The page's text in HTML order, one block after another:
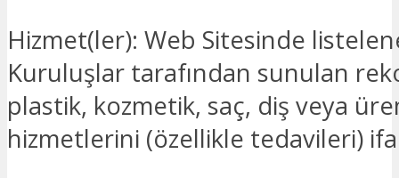
Hizmet(ler): Web Sitesinde
Kuruluşlar tarafından sunulan
plastik, kozmetik, saç, diş veya
hizmetlerini (özellikle tedavileri)